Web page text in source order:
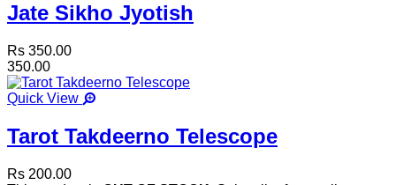
Jate Sikho Jyotish
Rs 350.00
350.00
Quick View
Tarot Takdeerno Telescope
Rs 200.00